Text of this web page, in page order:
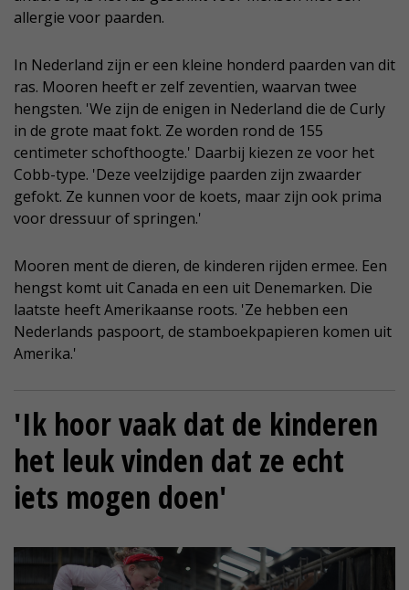
allergie voor paarden.
In Nederland zijn er een kleine honderd paarden van dit
ras. Mooren heeft er zelf zeventien, waarvan twee
hengsten. 'We zijn de enigen in Nederland die de Curly
in de grote maat fokt. Ze worden rond de 155
centimeter schofthoogte.' Daarbij kiezen ze voor het
Cobb-type. 'Deze veelzijdige paarden zijn zwaarder
gefokt. Ze kunnen voor de koets, maar zijn ook prima
voor dressuur of springen.'
Mooren ment de dieren, de kinderen rijden ermee. Een
hengst komt uit Canada en een uit Denemarken. Die
laatste heeft Amerikaanse roots. 'Ze hebben een
Nederlands paspoort, de stamboekpapieren komen uit
Amerika.'
'Ik hoor vaak dat de kinderen
het leuk vinden dat ze echt
iets mogen doen'